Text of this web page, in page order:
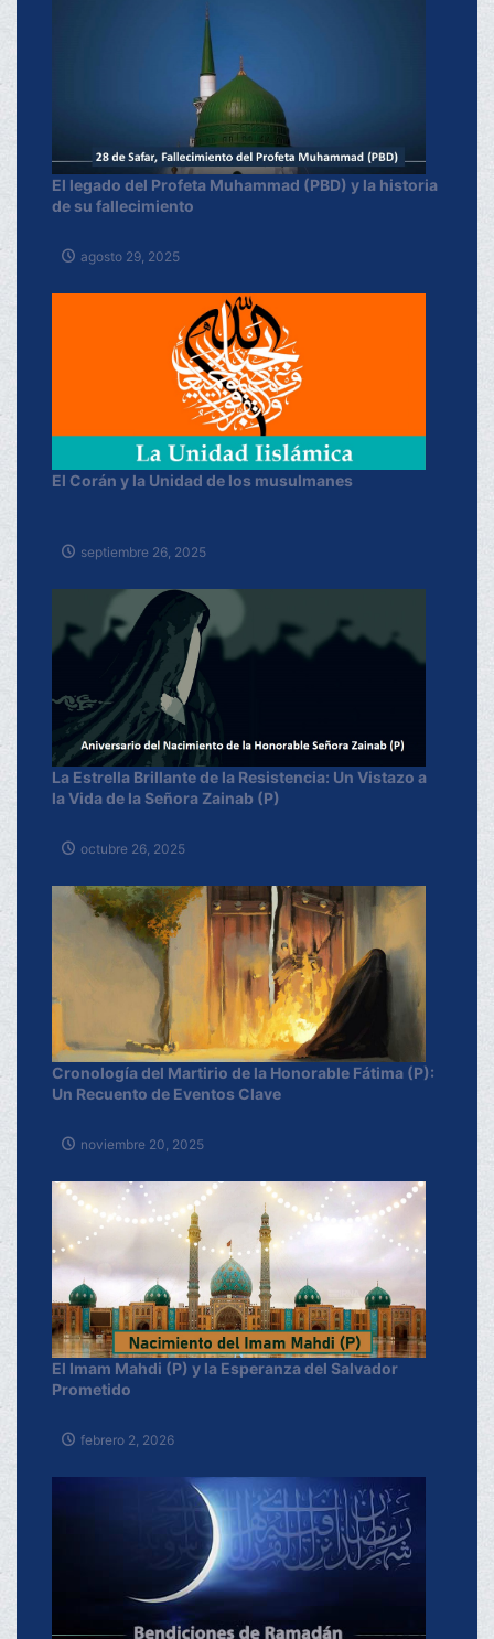
El legado del Profeta Muhammad (PBD) y la historia
de su fallecimiento
agosto 29, 2025
El Corán y la Unidad de los musulmanes
septiembre 26, 2025
La Estrella Brillante de la Resistencia: Un Vistazo a
la Vida de la Señora Zainab (P)
octubre 26, 2025
Cronología del Martirio de la Honorable Fátima (P):
Un Recuento de Eventos Clave
noviembre 20, 2025
El Imam Mahdi (P) y la Esperanza del Salvador
Prometido
febrero 2, 2026